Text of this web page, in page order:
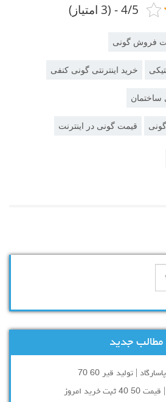
4/5 - (3 امتیاز)
فروش گونی
خرید اینترنتی گونی کنفی
ساختمان
قیمت گونی در اینترنت
مطالب جدید
| تولید قیر 60 70
خرید امروز